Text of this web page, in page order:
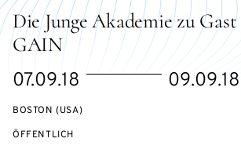
Die Junge Akademie zu
GAIN
eventBeginsOn
07.09.18
eventEndsOn 09.09.18
BOSTON (USA)
VERANSTALTUNGSZUGANG:
ÖFFENTLICH